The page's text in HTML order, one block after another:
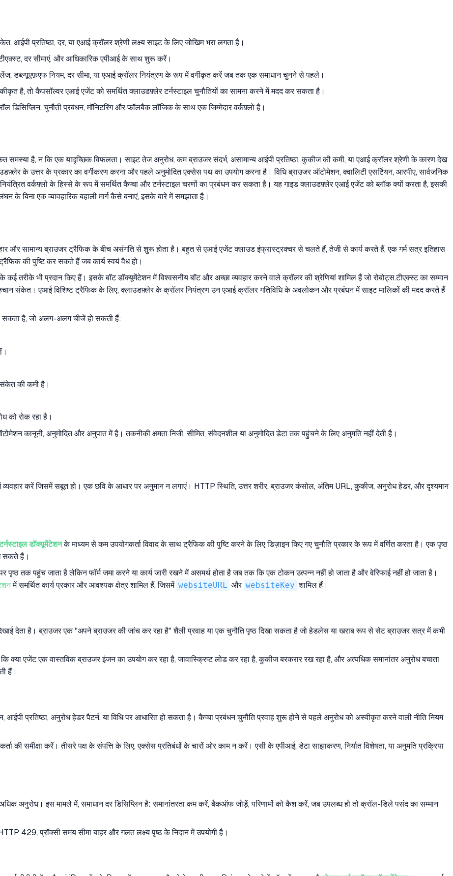
प्रतिष्ठा, दर, या एआई क्रॉलर श्रेणी लक्ष्य साइट के लिए जोखिम भरा लगता है।
दर सीमाएं, और आधिकारिक एपीआई के साथ शुरू करें।
चैलेंज, डब्ल्यूएफ़एफ नियम, दर सीमा, या एआई क्रॉलर नियंत्रण के रूप में वर्गीकृत करें जब तक एक समाधान चुनने से पहले।
है, तो कैपसॉल्वर एआई एजेंट को समर्थित क्लाउडफ़्लेर टर्नस्टाइल चुनौतियों का सामना करने में मदद कर सकता है।
डिसिप्लिन, चुनौती प्रबंधन, मॉनिटरिंग और फॉलबैक लॉजिक के साथ एक जिम्मेदार वर्कफ़्लो है।
है, न कि एक यादृच्छिक विफलता। साइट तेज अनुरोध, कम ब्राउजर संदर्भ, असामान्य आईपी प्रतिष्ठा, कुकीज की कमी, या एआई क्रॉलर श्रेणी के कारण देख
के उत्तर के प्रकार का वर्गीकरण करना और पहले अनुमोदित एक्सेस पथ का उपयोग करना है। विधि ब्राउजर ऑटोमेशन, क्वालिटी एसर्टियन, आरपीए, सार्वजनिक
वर्कफ़्लो के हिस्से के रूप में समर्थित कैप्चा और टर्नस्टाइल चरणों का प्रबंधन कर सकता है। यह गाइड क्लाउडफ़्लेर एआई एजेंट को ब्लॉक क्यों करता है, इसकी
के बिना एक व्यावहारिक बहाली मार्ग कैसे बनाएं, इसके बारे में समझाता है।
और सामान्य ब्राउजर ट्रैफिक के बीच असंगति से शुरू होता है। बहुत से एआई एजेंट क्लाउड इंफ्रास्ट्रक्चर से चलते हैं, तेजी से कार्य करते हैं, एक गर्म सत्र इतिहास
की पुष्टि कर सकते हैं जब कार्य स्वयं वैध हो।
तरीके भी प्रदान किए हैं। इसके बॉट डॉक्यूमेंटेशन में विश्वसनीय बॉट और अच्छा व्यवहार करने वाले क्रॉलर की श्रेणियां शामिल हैं जो रोबोट्स.टीएक्स्ट का सम्मान
संकेत। एआई विशिष्ट ट्रैफिक के लिए, क्लाउडफ़्लेर के क्रॉलर नियंत्रण उन एआई क्रॉलर गतिविधि के अवलोकन और प्रबंधन में साइट मालिकों की मदद करते हैं
है, जो अलग-अलग चीजें हो सकती हैं:
संकेत की कमी है।
को रोक रहा है।
कानूनी, अनुमोदित और अनुपात में है। तकनीकी क्षमता निजी, सीमित, संवेदनशील या अनुमोदित डेटा तक पहुंचने के लिए अनुमति नहीं देती है।
करें जिसमें सबूत हो। एक छवि के आधार पर अनुमान न लगाएं। HTTP स्थिति, उत्तर शरीर, ब्राउजर कंसोल, अंतिम URL, कुकीज, अनुरोध हेडर, और दृश्यमान
डॉक्यूमेंटेशनके माध्यम से कम उपयोगकर्ता विवाद के साथ ट्रैफिक की पुष्टि करने के लिए डिज़ाइन किए गए चुनौति प्रकार के रूप में वर्णित करता है। एक पृष्ठ
सकते हैं।
तक पहुंच जाता है लेकिन फॉर्म जमा करने या कार्य जारी रखने में असमर्थ होता है जब तक कि एक टोकन उत्पन्न नहीं हो जाता है और वेरिफाई नहीं हो जाता है।
में समर्थित कार्य प्रकार और आवश्यक क्षेत्र शामिल हैं, जिसमें websiteURL और websiteKey शामिल हैं।
देता है। ब्राउजर एक "अपने ब्राउजर की जांच कर रहा है" शैली प्रवाह या एक चुनौति पृष्ठ दिखा सकता है जो हेडलेस या खराब रूप से सेट ब्राउजर सत्र में कभी
एजेंट एक वास्तविक ब्राउजर इंजन का उपयोग कर रहा है, जावास्क्रिप्ट लोड कर रहा है, कुकीज बरकरार रख रहा है, और अत्यधिक समानांतर अनुरोध बचाता
हैं।
प्रतिष्ठा, अनुरोध हेडर पैटर्न, या विधि पर आधारित हो सकता है। कैप्चा प्रबंधन चुनौति प्रवाह शुरू होने से पहले अनुरोध को अस्वीकृत करने वाली नीति नियम
की समीक्षा करें। तीसरे पक्ष के संपत्ति के लिए, एक्सेस प्रतिबंधों के चारों ओर काम न करें। एसी के एपीआई, डेटा साझाकरण, निर्यात विशेषता, या अनुमति प्रक्रिया
इस मामले में, समाधान दर डिसिप्लिन है: समानांतरता कम करें, बैकऑफ जोड़ें, परिणामों को कैश करें, जब उपलब्ध हो तो क्रॉल-डिले पसंद का सम्मान
429, प्रॉक्सी समय सीमा बाहर और गलत लक्ष्य पृष्ठ के निदान में उपयोगी है।